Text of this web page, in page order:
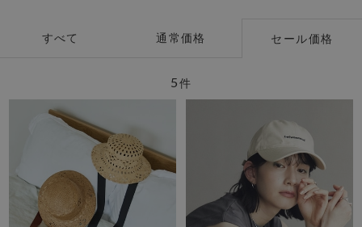
すべて 通常価格 セール価格
5件